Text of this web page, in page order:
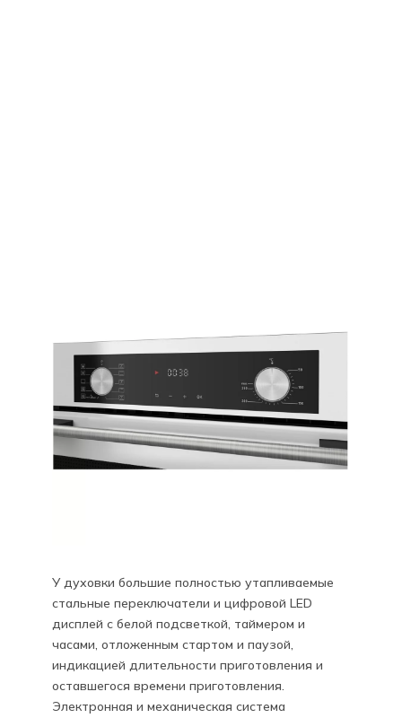
У духовки большие полностью утапливаемые
стальные переключатели и цифровой LED
дисплей с белой подсветкой, таймером и
часами, отложенным стартом и паузой,
индикацией длительности приготовления и
оставшегося времени приготовления.
Электронная и механическая система